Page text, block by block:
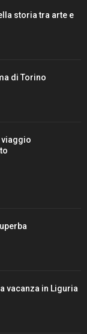
storia tra arte e
di Torino
viaggio
vacanza in Liguria